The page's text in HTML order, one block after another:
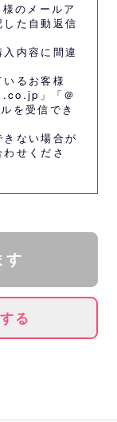
のメールア
た自動返信
内容に間違
るお客様
」「＠
を受信でき
ない場合が
せくださ
す
る